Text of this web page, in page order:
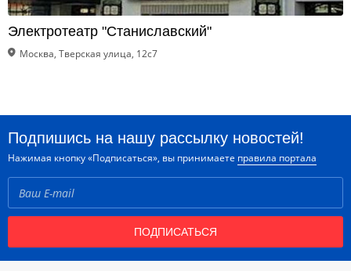
Электротеатр "Станиславский"
Москва, Тверская улица, 12с7
Подпишись на нашу рассылку новостей!
Нажимая кнопку «Подписаться», вы принимаете правила портала
ПОДПИСАТЬСЯ